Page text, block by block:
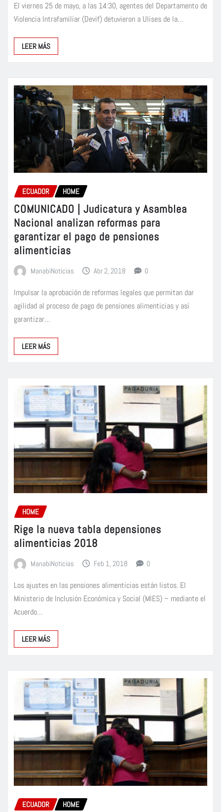
El viernes 25 de mayo, a las 14:30, agentes del Departamento de
Violencia Intrafamiliar (Devif) detuvieron a Ulises de la…
LEER MÁS
ECUADOR HOME
COMUNICADO | Judicatura y Asamblea
Nacional analizan reformas para
garantizar el pago de pensiones
alimenticias
ManabiNoticias Abr 2, 2018 0
Impulsar la aprobación de reformas legales que permitan dar
agilidad al proceso de pago de pensiones alimenticias y así
garantizar…
LEER MÁS
HOME
Rige la nueva tabla depensiones
alimenticias 2018
ManabiNoticias Feb 1, 2018 0
Los ajustes en las pensiones alimenticias están listos. El
Ministerio de Inclusión Económica y Social (MIES) – mediante el
Acuerdo…
LEER MÁS
ECUADOR HOME